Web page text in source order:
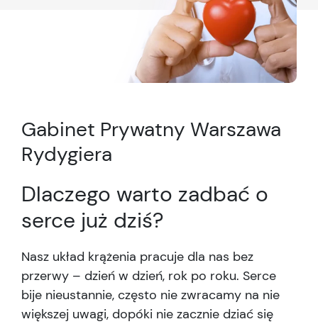
Gabinet Prywatny Warszawa
Rydygiera
Dlaczego warto zadbać o
serce już dziś?
Nasz układ krążenia pracuje dla nas bez
przerwy – dzień w dzień, rok po roku. Serce
bije nieustannie, często nie zwracamy na nie
większej uwagi, dopóki nie zacznie dziać się